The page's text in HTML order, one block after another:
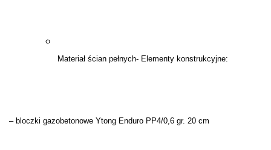
Materiał ścian pełnych- Elementy konstrukcyjne:
– bloczki gazobetonowe Ytong Enduro PP4/0,6 gr. 20 cm